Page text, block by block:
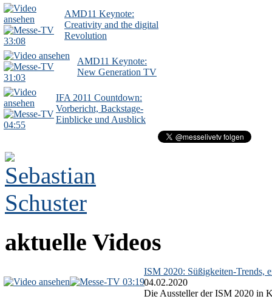
33:08
AMD11 Keynote:
Creativity and the digital
Revolution
31:03
AMD11 Keynote:
New Generation TV
04:55
IFA 2011 Countdown:
Vorbericht, Backstage-
Einblicke und Ausblick
aktuelle Videos
03:19
ISM 2020: Süßigkeiten-Trends,
04.02.2020
Die Aussteller der ISM 2020 in